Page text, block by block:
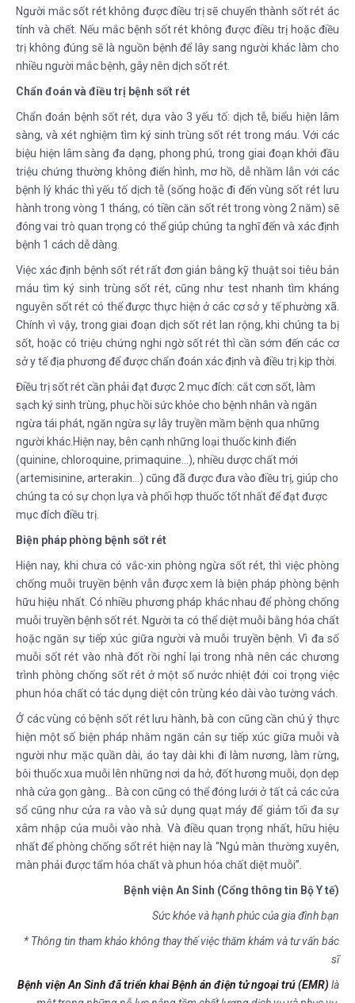
Người mắc sốt rét không được điều trị sẽ chuyển thành sốt rét ác
tính và chết. Nếu mắc bệnh sốt rét không được điều trị hoặc điều
trị không đúng sẽ là nguồn bệnh để lây sang người khác làm cho
nhiều người mắc bệnh, gây nên dịch sốt rét.
Chẩn đoán và điều trị bệnh sốt rét
Chẩn đoán bệnh sốt rét, dựa vào 3 yếu tố: dịch tễ, biểu hiện lâm
sàng, và xét nghiệm tìm ký sinh trùng sốt rét trong máu. Với các
biệu hiện lâm sàng đa dạng, phong phú, trong giai đoạn khởi đầu
triệu chứng thường không điển hình, mơ hồ, dễ nhầm lẫn với các
bệnh lý khác thì yếu tố dịch tễ (sống hoặc đi đến vùng sốt rét lưu
hành trong vòng 1 tháng, có tiền căn sốt rét trong vòng 2 năm) sẽ
đóng vai trò quan trọng có thể giúp chúng ta nghĩ đến và xác định
bệnh 1 cách dễ dàng.
Việc xác định bệnh sốt rét rất đơn giản bằng kỹ thuật soi tiêu bản
máu tìm ký sinh trùng sốt rét, cũng như test nhanh tìm kháng
nguyên sốt rét có thể được thực hiện ở các cơ sở y tế phường xã.
Chính vì vậy, trong giai đoạn dịch sốt rét lan rộng, khi chúng ta bị
sốt, hoặc có triệu chứng nghi ngờ sốt rét thì cần sớm đến các cơ
sở y tế địa phương để được chẩn đoán xác định và điều trị kịp thời.
Điều trị sốt rét cần phải đạt được 2 mục đích: cắt cơn sốt, làm
sạch ký sinh trùng, phục hồi sức khỏe cho bệnh nhân và ngăn
ngừa tái phát, ngăn ngừa sự lây truyền mầm bệnh qua những
người khác.Hiện nay, bên cạnh những loại thuốc kinh điển
(quinine, chloroquine, primaquine…), nhiều dược chất mới
(artemisinine, arterakin…) cũng đã được đưa vào điều trị, giúp cho
chúng ta có sự chọn lựa và phối hợp thuốc tốt nhất để đạt được
mục đích điều trị.
Biện pháp phòng bệnh sốt rét
Hiện nay, khi chưa có vắc-xin phòng ngừa sốt rét, thì việc phòng
chống muỗi truyền bệnh vẫn được xem là biện pháp phòng bệnh
hữu hiệu nhất. Có nhiều phương pháp khác nhau để phòng chống
muỗi truyền bệnh sốt rét. Người ta có thể diệt muỗi bằng hóa chất
hoặc ngăn sự tiếp xúc giữa người và muỗi truyền bệnh. Vì đa số
muỗi sốt rét vào nhà đốt rồi nghỉ lại trong nhà nên các chương
trình phòng chống sốt rét ở một số nước nhiệt đới coi trọng việc
phun hóa chất có tác dụng diệt côn trùng kéo dài vào tường vách.
Ở các vùng có bệnh sốt rét lưu hành, bà con cũng cần chú ý thực
hiện một số biện pháp nhằm ngăn cản sự tiếp xúc giữa muỗi và
người như mặc quần dài, áo tay dài khi đi làm nương, làm rừng,
bôi thuốc xua muỗi lên những nơi da hở, đốt hương muỗi, dọn dẹp
nhà cửa gọn gàng… Bà con cũng có thể đóng lưới ở tất cả các cửa
sổ cũng như cửa ra vào và sử dụng quạt máy để giảm tối đa sự
xâm nhập của muỗi vào nhà. Và điều quan trọng nhất, hữu hiệu
nhất để phòng chống sốt rét hiện nay là “Ngủ màn thường xuyên,
màn phải được tẩm hóa chất và phun hóa chất diệt muỗi”.
Bệnh viện An Sinh (Cổng thông tin Bộ Y tế)
Sức khỏe và hạnh phúc của gia đình bạn
* Thông tin tham khảo không thay thế việc thăm khám và tư vấn bác
sĩ
Bệnh viện An Sinh đã triển khai Bệnh án điện tử ngoại trú (EMR) là